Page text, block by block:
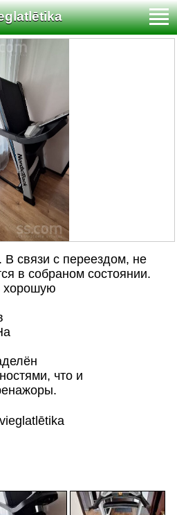
В связи с переездом, не
в собраном состоянии.
хорошую
что и